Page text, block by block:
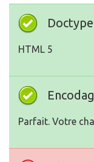
Doctype
HTML 5
Parfait. Votre